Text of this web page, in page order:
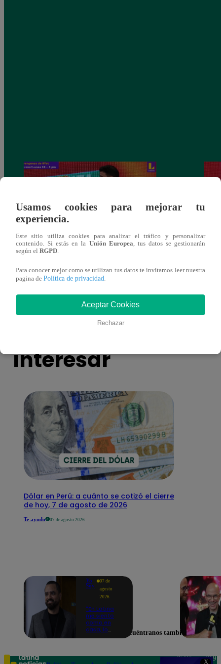
X
La Ruta del Amor volvió a reencontrar a
Varo y Majo
También te puede
interesar
Dólar en Perú: a cuánto se cotizó el cierre
de hoy, 7 de agosto de 2026
Te ayudo 07 de agosto 2026
Yo
Soy
07 de
agosto
2026
"En Latina
me siento
como en
casa, lo
emocionado
Usamos cookies para mejorar tu
experiencia.
Este sitio utiliza cookies para analizar el tráfico y personalizar
contenido. Si estás en la Unión Europea, tus datos se gestionarán
según el RGPD.
Para conocer mejor como se utilizan tus datos te invitamos leer nuestra
pagina de Política de privacidad.
Aceptar Cookies
Rechazar
Encuéntranos también en
Teléfono: 219